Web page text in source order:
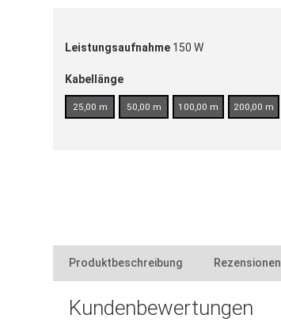
Kabellänge
25,00 m 50,00 m 100,00 m 200,00 m
Leistungsaufnahme 150 W
Produktbeschreibung
Eigenschaften:
Rezensionen
Kundenbewertungen